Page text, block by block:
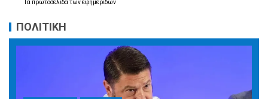
Τα πρωτοσέλιδα τωνεφημερίδων
ΠΟΛΙΤΙΚΗ